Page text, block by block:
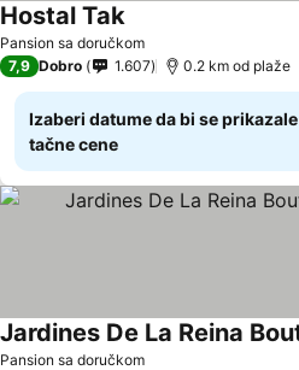
Pansion sa doručkom
Hostal Tak
7,9 Dobro 1.607 0.2 km od plaže
Izaberi datume da bi se prikazale
tačne cene
Pansion sa doručkom